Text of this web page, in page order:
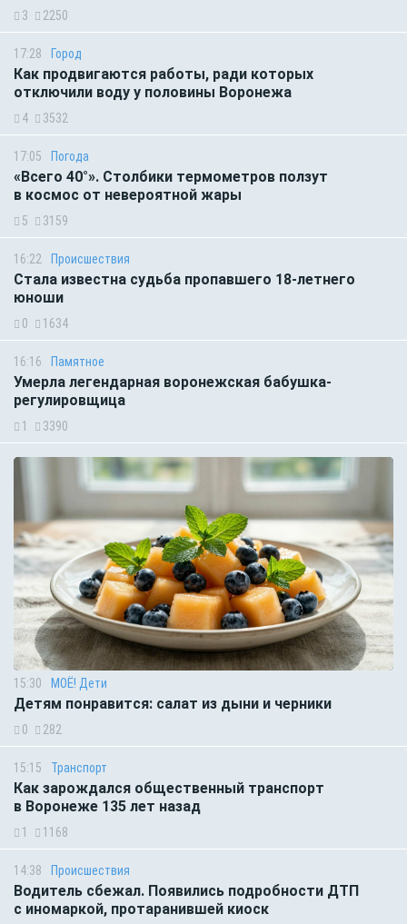
3 2250
17:28 Город
Как продвигаются работы, ради которых
отключили воду у половины Воронежа
4 3532
17:05 Погода
«Всего 40°». Столбики термометров ползут
в космос от невероятной жары
5 3159
16:22 Происшествия
Стала известна судьба пропавшего 18-летнего
юноши
0 1634
16:16 Памятное
Умерла легендарная воронежская бабушка-
регулировщица
1 3390
15:30 МОЁ! Дети
Детям понравится: салат из дыни и черники
0 282
15:15 Транспорт
Как зарождался общественный транспорт
в Воронеже 135 лет назад
1 1168
14:38 Происшествия
Водитель сбежал. Появились подробности ДТП
с иномаркой, протаранившей киоск